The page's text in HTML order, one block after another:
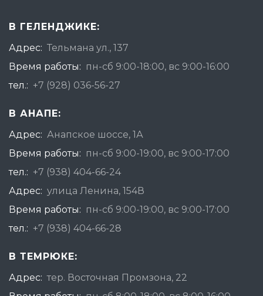
В ГЕЛЕНДЖИКЕ:
Адрес: Тельмана ул., 137
Время работы: пн-сб 9:00-18:00, вс 9:00-16:00
тел.: +7 (928) 036-56-27
В АНАПЕ:
Адрес: Анапское шоссе, 1А
Время работы: пн-сб 9:00-19:00, вс 9:00-17:00
тел.: +7 (938) 404-66-24
Адрес: улица Ленина, 154В
Время работы: пн-сб 9:00-19:00, вс 9:00-17:00
тел.: +7 (938) 404-66-28
В ТЕМРЮКЕ:
Адрес: тер. Восточная Промзона, 22